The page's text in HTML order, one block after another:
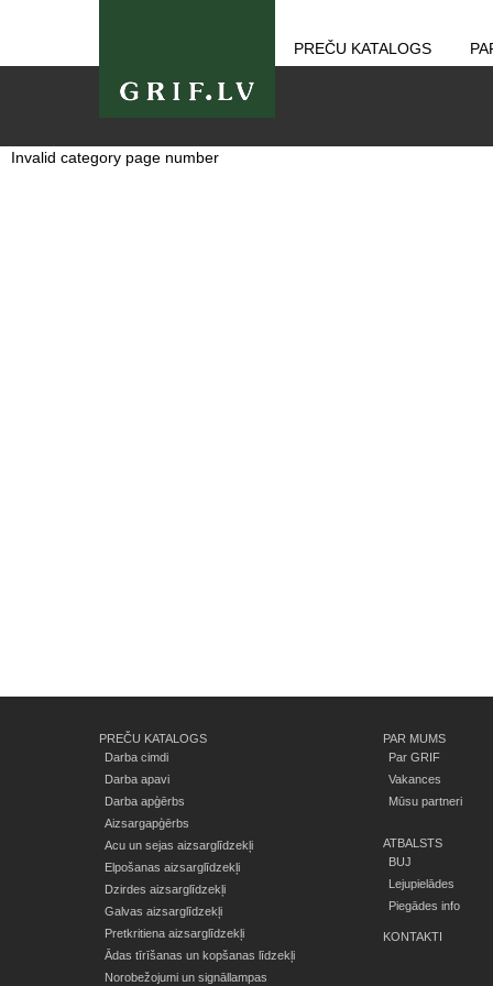
PREČU KATALOGS
Invalid category page number
PREČU KATALOGS
Darba cimdi
Darba apavi
Darba apģērbs
Aizsargapģērbs
Acu un sejas aizsarglīdzekļi
Elpošanas aizsarglīdzekļi
Dzirdes aizsarglīdzekļi
Galvas aizsarglīdzekļi
Pretkritiena aizsarglīdzekļi
Ādas tīrīšanas un kopšanas līdzekļi
Norobežojumi un signāllampas
PAR MUMS
Par GRIF
Vakances
Mūsu partneri
ATBALSTS
BUJ
Lejupielādes
Piegādes info
KONTAKTI